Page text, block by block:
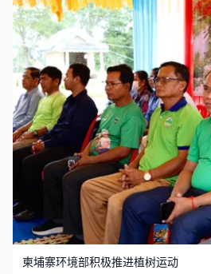
柬埔寨环境部积极推进植树运动